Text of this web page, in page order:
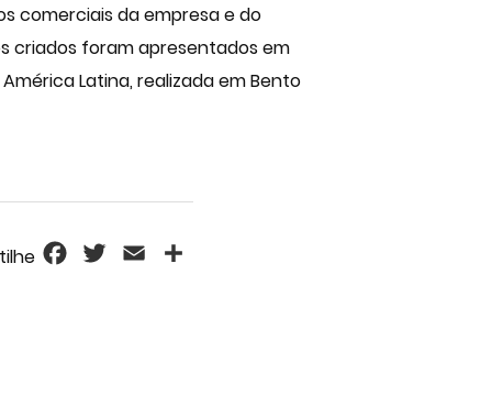
comerciais da empresa e do
criados foram apresentados em
Latina, realizada em Bento
FacebookTwitterEmail